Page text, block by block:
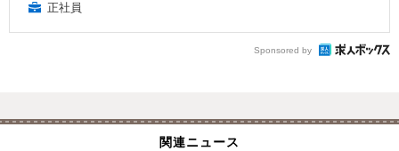
正社員
Sponsored by
関連ニュース